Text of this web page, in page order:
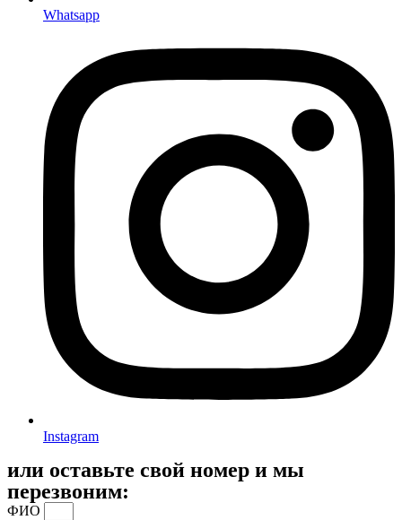
Whatsapp
Instagram
или оставьте свой номер и мы
перезвоним:
ФИО